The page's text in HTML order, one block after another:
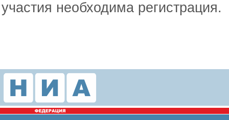
участия необходима регистрация.